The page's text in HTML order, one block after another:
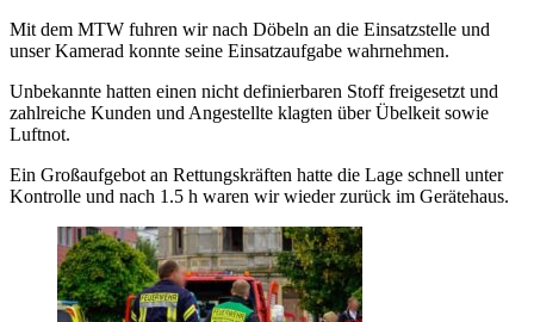
Mit dem MTW fuhren wir nach Döbeln an die Einsatzstelle und
unser Kamerad konnte seine Einsatzaufgabe wahrnehmen.
Unbekannte hatten einen nicht definierbaren Stoff freigesetzt und
zahlreiche Kunden und Angestellte klagten über Übelkeit sowie
Luftnot.
Ein Großaufgebot an Rettungskräften hatte die Lage schnell unter
Kontrolle und nach 1.5 h waren wir wieder zurück im Gerätehaus.